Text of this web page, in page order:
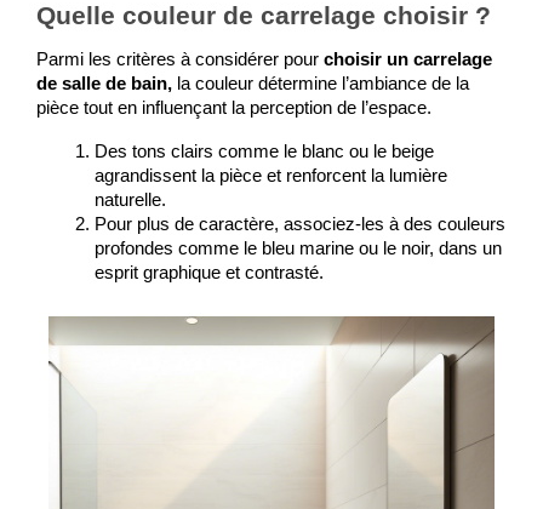
Quelle couleur de carrelage choisir ?
Parmi les critères à considérer pour choisir un carrelage
de salle de bain, la couleur détermine l’ambiance de la
pièce tout en influençant la perception de l’espace.
Des tons clairs comme le blanc ou le beige
agrandissent la pièce et renforcent la lumière
naturelle.
Pour plus de caractère, associez-les à des couleurs
profondes comme le bleu marine ou le noir, dans un
esprit graphique et contrasté.